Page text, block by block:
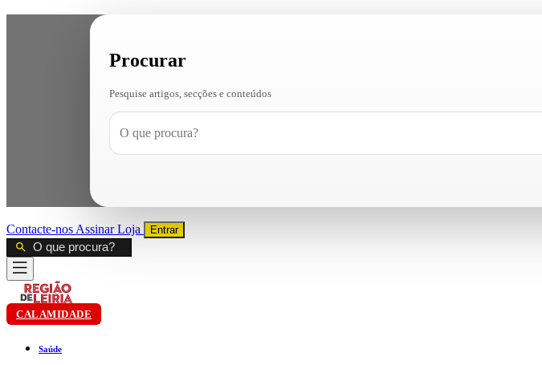
Procurar
Pesquise artigos, secções e conteúdos
Contacte-nos AssinarLoja Entrar
CALAMIDADE
Saúde